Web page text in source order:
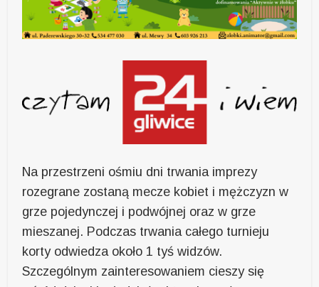
Na przestrzeni ośmiu dni trwania imprezy
rozegrane zostaną mecze kobiet i mężczyzn w
grze pojedynczej i podwójnej oraz w grze
mieszanej. Podczas trwania całego turnieju
korty odwiedza około 1 tyś widzów.
Szczególnym zainteresowaniem cieszy się